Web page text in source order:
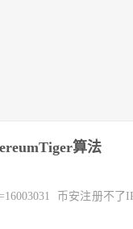
算法
币安注册不了